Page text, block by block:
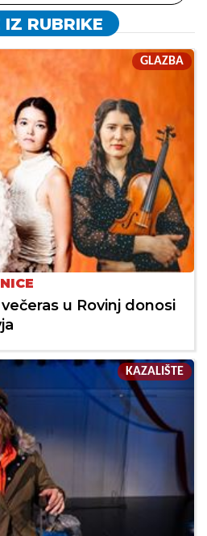
IZ RUBRIKE
GLAZBA
u Rovinj donosi
KAZALIŠTE